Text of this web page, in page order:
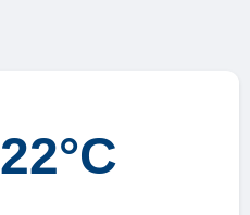
22°C